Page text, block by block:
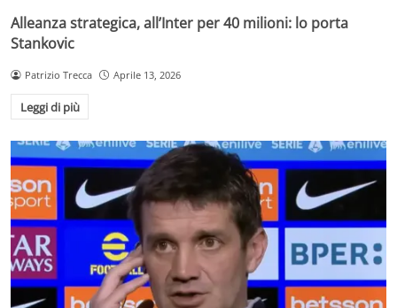
Alleanza strategica, all’Inter per 40 milioni: lo porta
Stankovic
Patrizio Trecca Aprile 13, 2026
Leggi di più